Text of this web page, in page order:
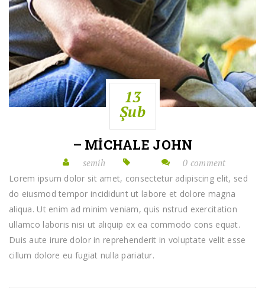
13
Şub
– MICHALE JOHN
semih 0 comment
Lorem ipsum dolor sit amet, consectetur adipiscing elit, sed
do eiusmod tempor incididunt ut labore et dolore magna
aliqua. Ut enim ad minim veniam, quis nstrud exercitation
ullamco laboris nisi ut aliquip ex ea commodo cons equat.
Duis aute irure dolor in reprehenderit in voluptate velit esse
cillum dolore eu fugiat nulla pariatur.